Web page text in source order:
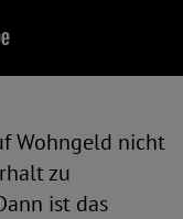
Wohngeld nicht
zu
ist das